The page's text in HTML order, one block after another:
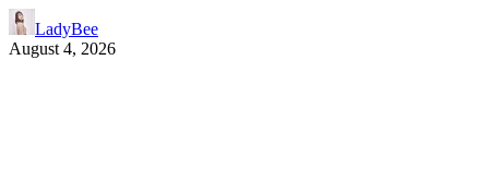
LadyBee
August 4, 2026